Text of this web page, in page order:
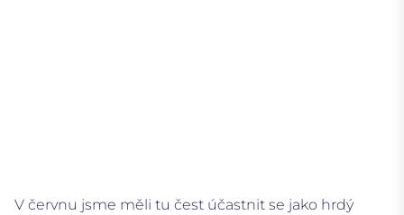
V červnu jsme měli tu čest účastnit se jako hrdý